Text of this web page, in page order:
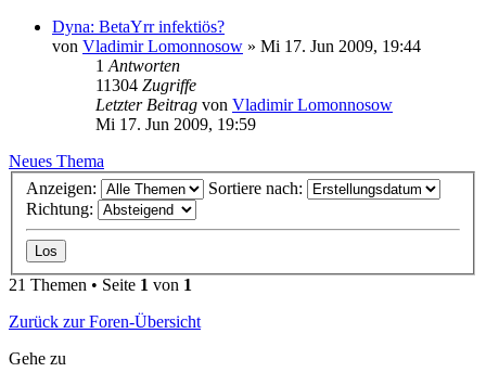
Dyna: BetaYrr infektiös?
von Vladimir Lomonnosow » Mi 17. Jun 2009, 19:44
1 Antworten
11304 Zugriffe
Letzter Beitrag von Vladimir Lomonnosow
Mi 17. Jun 2009, 19:59
Neues Thema
Anzeigen:
Sortiere nach:
Richtung:
21 Themen • Seite 1 von 1
Zurück zur Foren-Übersicht
Gehe zu